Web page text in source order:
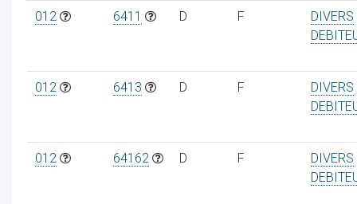
012 6411 D F
DIVERS
012 6413 D F
DIVERS
012 64162 D F
DIVERS